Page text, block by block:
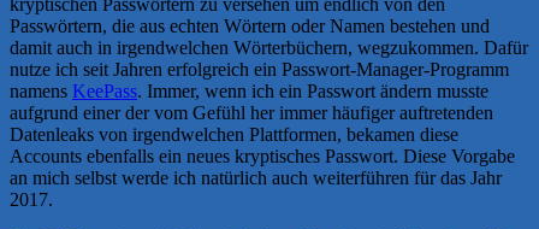
kryptischen Passwörtern zu versehen um endlich von den
Passwörtern, die aus echten Wörtern oder Namen bestehen und
damit auch in irgendwelchen Wörterbüchern, wegzukommen. Dafür
nutze ich seit Jahren erfolgreich ein Passwort-Manager-Programm
namens KeePass. Immer, wenn ich ein Passwort ändern musste
aufgrund einer der vom Gefühl her immer häufiger auftretenden
Datenleaks von irgendwelchen Plattformen, bekamen diese
Accounts ebenfalls ein neues kryptisches Passwort. Diese Vorgabe
an mich selbst werde ich natürlich auch weiterführen für das Jahr
2017.